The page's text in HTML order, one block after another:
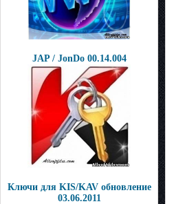
JAP / JonDo 00.14.004
Ключи для KIS/KAV обновление
03.06.2011